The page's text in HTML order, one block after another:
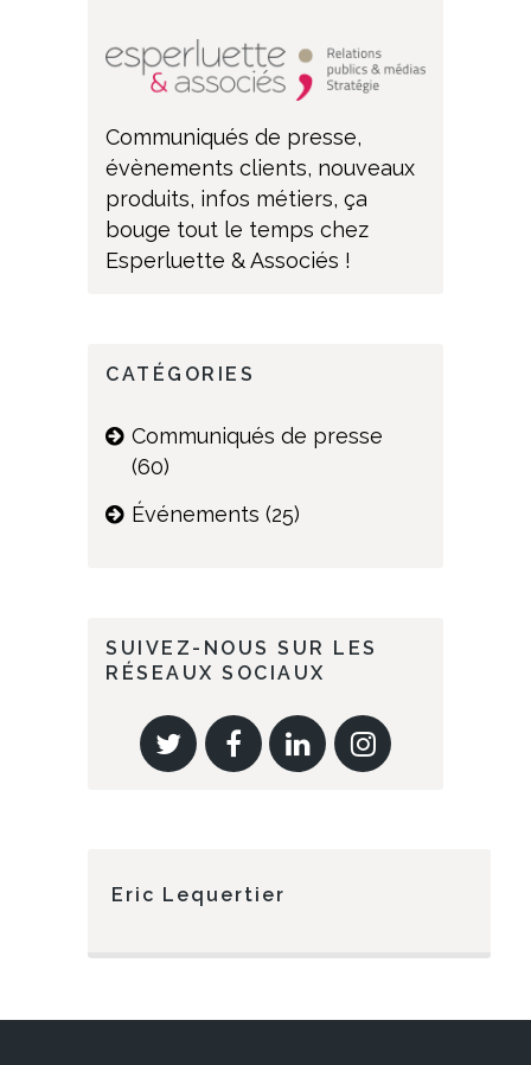
Communiqués de presse,
évènements clients, nouveaux
produits, infos métiers, ça
bouge tout le temps chez
Esperluette & Associés !
CATÉGORIES
Communiqués de presse
(60)
Événements (25)
SUIVEZ-NOUS SUR LES
RÉSEAUX SOCIAUX
Eric Lequertier